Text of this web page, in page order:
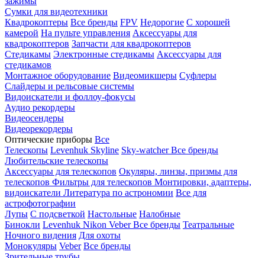
Сумки для видеотехники
Квадрокоптеры Все бренды FPV Недорогие С хорошей
камерой На пульте управления Аксессуары для
квадрокоптеров Запчасти для квадрокоптеров
Стедикамы Электронные стедикамы Аксессуары для
стедикамов
Монтажное оборудование Видеомикшеры Суфлеры
Слайдеры и рельсовые системы
Видоискатели и фоллоу-фокусы
Аудио рекордеры
Видеосендеры
Видеорекордеры
Оптические приборы Все
Телескопы Levenhuk Skyline Sky-watcherВсе бренды
Любительские телескопы
Аксессуары для телескопов Окуляры, линзы, призмы для
телескопов Фильтры для телескопов Монтировки, адаптеры,
видоискатели Литература по астрономии Все для
астрофотографии
Лупы С подсветкой Настольные Налобные
Бинокли Levenhuk Nikon VeberВсе бренды Театральные
Ночного видения Для охоты
Монокуляры Veber Все бренды